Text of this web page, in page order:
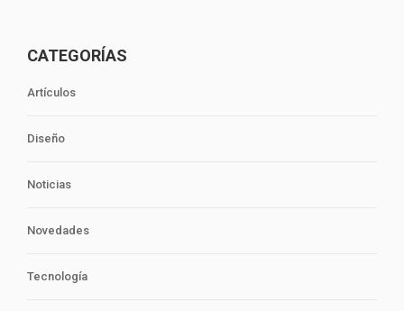
CATEGORÍAS
Artículos
Diseño
Noticias
Novedades
Tecnología